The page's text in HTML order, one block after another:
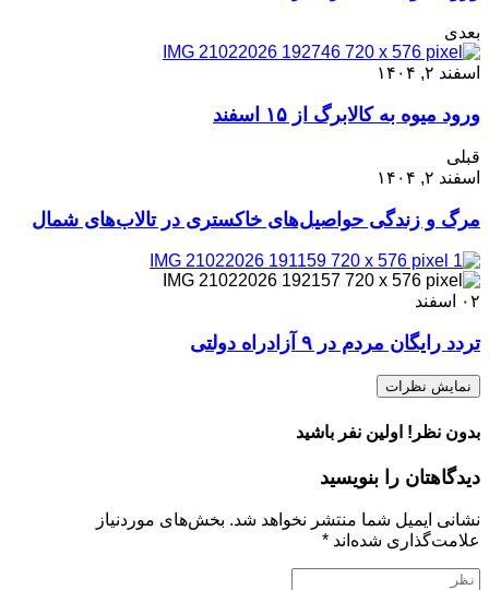
بعدی
اسفند ۲, ۱۴۰۴
ورود میوه به کالابرگ از ۱۵ اسفند
قبلی
اسفند ۲, ۱۴۰۴
مرگ و زندگی حواصیل‌های خاکستری در تالاب‌های شمال
۰۲ اسفند
تردد رایگان مردم در ۹ آزادراه دولتی
نمایش نظرات
بدون نظر! اولین نفر باشید
دیدگاهتان را بنویسید
نشانی ایمیل شما منتشر نخواهد شد. بخش‌های موردنیاز
علامت‌گذاری شده‌اند *